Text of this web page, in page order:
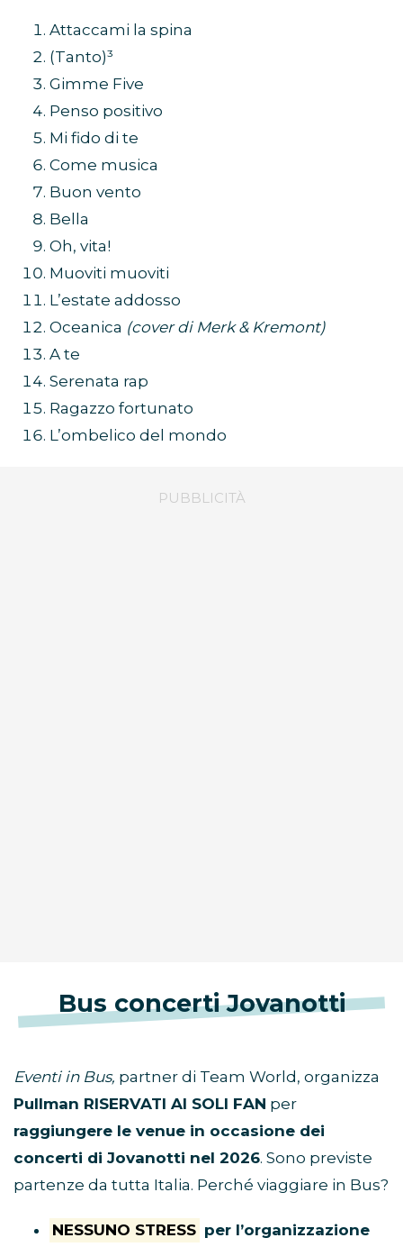
Attaccami la spina
(Tanto)³
Gimme Five
Penso positivo
Mi fido di te
Come musica
Buon vento
Bella
Oh, vita!
Muoviti muoviti
L’estate addosso
Oceanica (cover di Merk & Kremont)
A te
Serenata rap
Ragazzo fortunato
L’ombelico del mondo
Bus concerti Jovanotti
Eventi in Bus, partner di Team World, organizza
Pullman RISERVATI AI SOLI FAN per
raggiungere le venue in occasione dei
concerti di Jovanotti nel 2026. Sono previste
partenze da tutta Italia. Perché viaggiare in Bus?
NESSUNO STRESS per l’organizzazione